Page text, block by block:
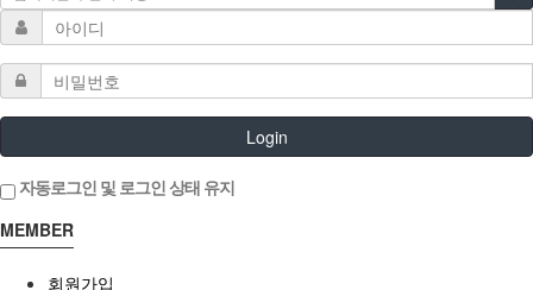
Login
자동로그인 및 로그인 상태 유지
MEMBER
회원가입